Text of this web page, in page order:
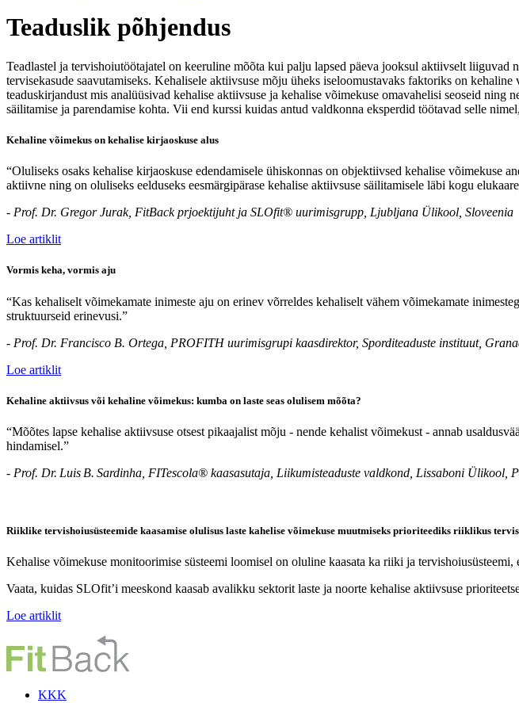
Teaduslik põhjendus
Teadlastel ja tervishoiutöötajatel on keeruline mõõta kui palju lapsed päeva jooksul aktiivselt
tervisekasude saavutamiseks. Kehalisele aktiivsuse mõju üheks iseloomustavaks faktoriks on
teaduskirjandust mis analüüsivad kehalise aktiivsuse ja kehalise võimekuse omavahelisi seoseid
säilitamise ja parendamise kohta. Vii end kurssi kuidas antud valdkonna eksperdid töötavad selle
Kehaline võimekus on kehalise kirjaoskuse alus
“Oluliseks osaks kehalise kirjaoskuse edendamisele ühiskonnas on objektiivsed kehalise võimekuse
aktiivne ning on oluliseks eelduseks eesmärgipärase kehalise aktiivsuse säilitamisele läbi kogu
- Prof. Dr. Gregor Jurak, FitBack prjoektijuht ja SLOfit® uurimisgrupp, Ljubljana Ülikool, Sloveenia
Loe artiklit
Vormis keha, vormis aju
“Kas kehaliselt võimekamate inimeste aju on erinev võrreldes kehaliselt vähem võimekamate
struktuurseid erinevusi.”
- Prof. Dr. Francisco B. Ortega, PROFITH uurimisgrupi kaasdirektor, Sporditeaduste instituut,
Loe artiklit
Kehaline aktiivsus või kehaline võimekus: kumba on laste seas olulisem mõõta?
“Mõõtes lapse kehalise aktiivsuse otsest pikaajalist mõju - nende kehalist võimekust - annab
hindamisel.”
- Prof. Dr. Luis B. Sardinha, FITescola® kaasasutaja, Liikumisteaduste valdkond, Lissaboni Ülikool,
Riiklike tervishoiusüsteemide kaasamise olulisus laste kahelise võimekuse muutmiseks prioriteediks riiklikus
Kehalise võimekuse monitoorimise süsteemi loomisel on oluline kaasata ka riiki ja
Vaata, kuidas SLOfit’i meeskond kaasab avalikku sektorit laste ja noorte kehalise aktiivsuse
Loe artiklit
KKK